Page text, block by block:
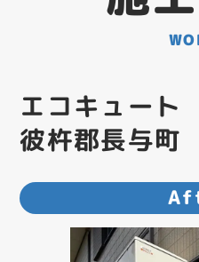
エコキュー
彼杵郡長与町